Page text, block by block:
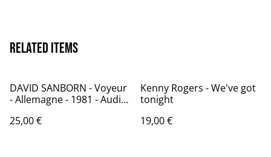
Related items
DAVID SANBORN - Voyeur
- Allemagne - 1981 - Audio:
56900
25,00 €
Kenny Rogers - We've got
tonight
19,00 €